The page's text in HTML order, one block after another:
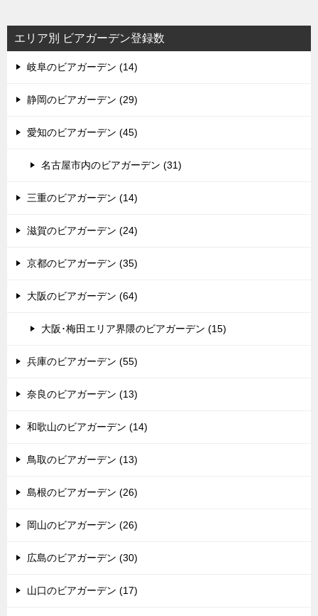
エリア別 ビアガーデン登録数
岐阜のビアガーデン (14)
静岡のビアガーデン (29)
愛知のビアガーデン (45)
名古屋市内のビアガーデン (31)
三重のビアガーデン (14)
滋賀のビアガーデン (24)
京都のビアガーデン (35)
大阪のビアガーデン (64)
大阪･梅田エリア界隈のビアガーデン (15)
兵庫のビアガーデン (55)
奈良のビアガーデン (13)
和歌山のビアガーデン (14)
鳥取のビアガーデン (13)
島根のビアガーデン (26)
岡山のビアガーデン (26)
広島のビアガーデン (30)
山口のビアガーデン (17)